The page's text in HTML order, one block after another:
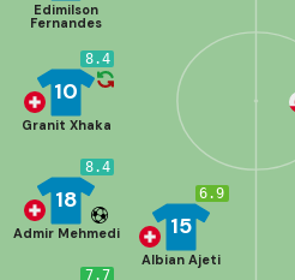
Edimilson
Fernandes
8.4
10
Granit Xhaka
8.4
18
Admir Mehmedi
7.7
6.9
15
Albian Ajeti